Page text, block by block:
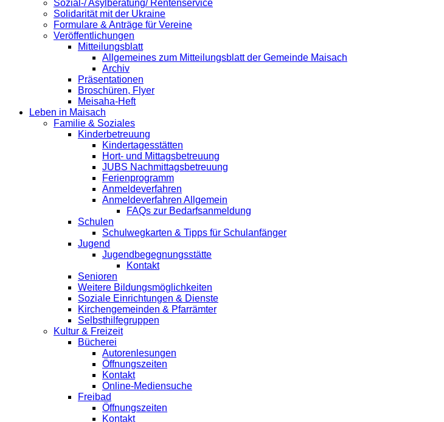
Sozial-/ Asylberatung/ Rentenservice
Solidarität mit der Ukraine
Formulare & Anträge für Vereine
Veröffentlichungen
Mitteilungsblatt
Allgemeines zum Mitteilungsblatt der Gemeinde Maisach
Archiv
Präsentationen
Broschüren, Flyer
Meisaha-Heft
Leben in Maisach
Familie & Soziales
Kinderbetreuung
Kindertagesstätten
Hort- und Mittagsbetreuung
JUBS Nachmittagsbetreuung
Ferienprogramm
Anmeldeverfahren
Anmeldeverfahren Allgemein
FAQs zur Bedarfsanmeldung
Schulen
Schulwegkarten & Tipps für Schulanfänger
Jugend
Jugendbegegnungsstätte
Kontakt
Senioren
Weitere Bildungsmöglichkeiten
Soziale Einrichtungen & Dienste
Kirchengemeinden & Pfarrämter
Selbsthilfegruppen
Kultur & Freizeit
Bücherei
Autorenlesungen
Öffnungszeiten
Kontakt
Online-Mediensuche
Freibad
Öffnungszeiten
Kontakt